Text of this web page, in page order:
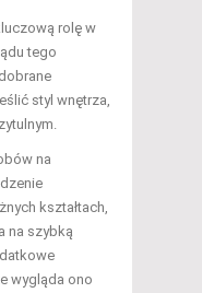
rolę w
tego
styl wnętrza,
na
kształtach,
na szybką
wygląda ono